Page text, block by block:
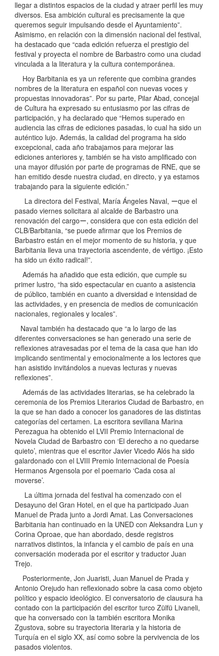
llegar a distintos espacios de la ciudad y atraer perfil les muy
diversos. Esa ambición cultural es precisamente la que
queremos seguir impulsando desde el Ayuntamiento”.
Asimismo, en relación con la dimensión nacional del festival,
ha destacado que “cada edición refuerza el prestigio del
festival y proyecta el nombre de Barbastro como una ciudad
vinculada a la literatura y la cultura contemporánea.
Hoy Barbitania es ya un referente que combina grandes
nombres de la literatura en español con nuevas voces y
propuestas innovadoras”. Por su parte, Pilar Abad, concejal
de Cultura ha expresado su entusiasmo por las cifras de
participación, y ha declarado que “Hemos superado en
audiencia las cifras de ediciones pasadas, lo cual ha sido un
auténtico lujo. Además, la calidad del programa ha sido
excepcional, cada año trabajamos para mejorar las
ediciones anteriores y, también se ha visto amplificado con
una mayor difusión por parte de programas de RNE, que se
han emitido desde nuestra ciudad, en directo, y ya estamos
trabajando para la siguiente edición.”
La directora del Festival, María Ángeles Naval, ーque el
pasado viernes solicitara al alcalde de Barbastro una
renovación del cargoー, considera que con esta edición del
CLB/Barbitania, “se puede afirmar que los Premios de
Barbastro están en el mejor momento de su historia, y que
Barbitania lleva una trayectoria ascendente, de vértigo. ¡Esto
ha sido un éxito radical!”.
Además ha añadido que esta edición, que cumple su
primer lustro, “ha sido espectacular en cuanto a asistencia
de público, también en cuanto a diversidad e intensidad de
las actividades, y en presencia de medios de comunicación
nacionales, regionales y locales”.
Naval también ha destacado que “a lo largo de las
diferentes conversaciones se han generado una serie de
reflexiones atravesadas por el tema de la casa que han ido
implicando sentimental y emocionalmente a los lectores que
han asistido invitándolos a nuevas lecturas y nuevas
reflexiones”.
Además de las actividades literarias, se ha celebrado la
ceremonia de los Premios Literarios Ciudad de Barbastro, en
la que se han dado a conocer los ganadores de las distintas
categorías del certamen. La escritora sevillana Marina
Perezagua ha obtenido el LVII Premio Internacional de
Novela Ciudad de Barbastro con ‘El derecho a no quedarse
quieto’, mientras que el escritor Javier Vicedo Alós ha sido
galardonado con el LVIII Premio Internacional de Poesía
Hermanos Argensola por el poemario ‘Cada cosa al
moverse’.
La última jornada del festival ha comenzado con el
Desayuno del Gran Hotel, en el que ha participado Juan
Manuel de Prada junto a Jordi Amat. Las Conversaciones
Barbitania han continuado en la UNED con Aleksandra Lun y
Corina Oproae, que han abordado, desde registros
narrativos distintos, la infancia y el cambio de país en una
conversación moderada por el escritor y traductor Juan
Trejo.
Posteriormente, Jon Juaristi, Juan Manuel de Prada y
Antonio Orejudo han reflexionado sobre la casa como objeto
político y espacio ideológico. El conversatorio de clausura ha
contado con la participación del escritor turco Zülfü Livaneli,
que ha conversado con la también escritora Monika
Zgustova, sobre su trayectoria literaria y la historia de
Turquía en el siglo XX, así como sobre la pervivencia de los
pasados violentos.